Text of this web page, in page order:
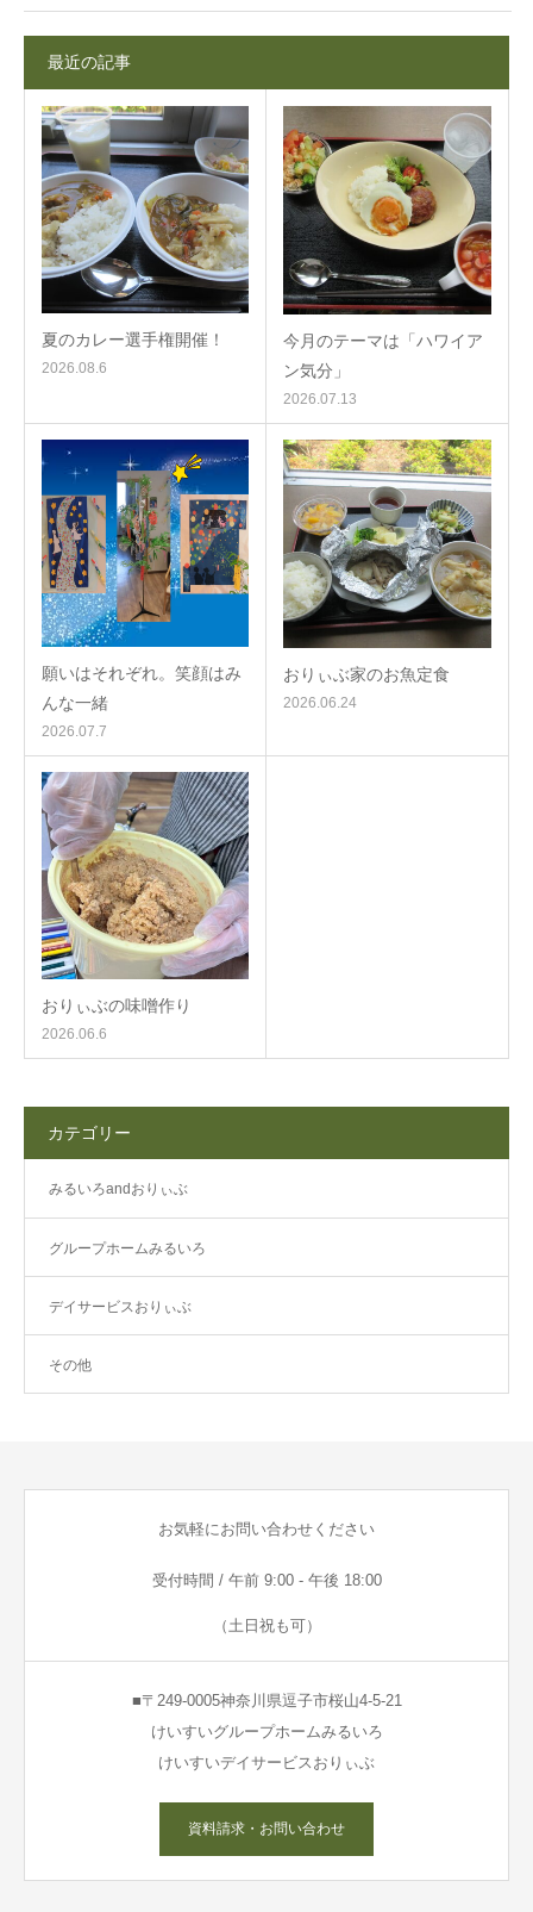
最近の記事
夏のカレー選手権開催！
2026.08.6
今月のテーマは「ハワイア
ン気分」
2026.07.13
願いはそれぞれ。笑顔はみ
んな一緒
2026.07.7
おりぃぶ家のお魚定食
2026.06.24
おりぃぶの味噌作り
2026.06.6
カテゴリー
みるいろandおりぃぶ
グループホームみるいろ
デイサービスおりぃぶ
その他
お気軽にお問い合わせください
受付時間 / 午前 9:00 - 午後 18:00
（土日祝も可）
■〒249-0005神奈川県逗子市桜山4-5-21
けいすいグループホームみるいろ
けいすいデイサービスおりぃぶ
資料請求・お問い合わせ